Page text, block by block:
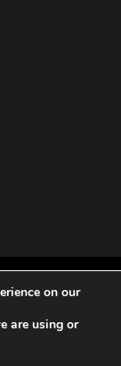
on our
are using or